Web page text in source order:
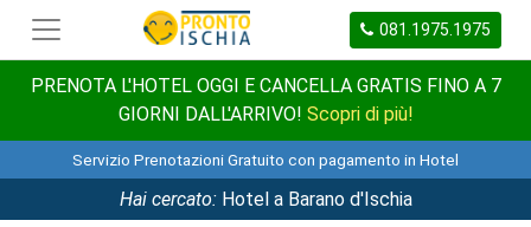
081.1975.1975
PRENOTA L'HOTEL OGGI E CANCELLA GRATIS FINO A 7
GIORNI DALL'ARRIVO! Scopri di più!
Servizio Prenotazioni Gratuito con pagamento in Hotel
Hai cercato:Hotel a Barano d'Ischia